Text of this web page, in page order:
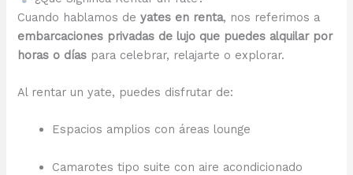
Cuando hablamos deyates en renta, nos referimos a
embarcaciones privadas de lujo que puedes alquilar por
horas o días para celebrar, relajarte o explorar.
Al rentar un yate, puedes disfrutar de:
Espacios amplios con áreas lounge
Camarotes tipo suite con aire acondicionado